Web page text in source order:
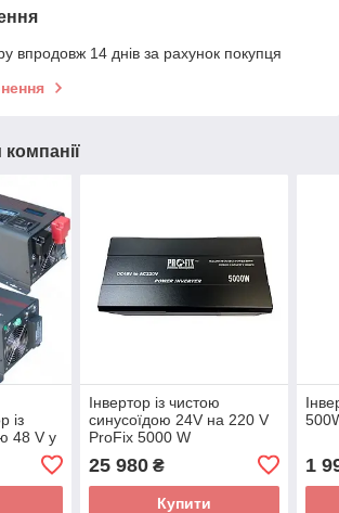
впродовж 14 днів за рахунок покупця
компанії
із
48 V у
із
Інвертор із чистою
синусоїдою 24V на 220 V
ProFix 5000 W
зарядкою + UPS, LCD
дисплей
25 980₴
Купити
1